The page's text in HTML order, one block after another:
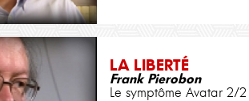
LA LIBERTÉ
Frank Pierobon
Le symptôme Avatar 2/2